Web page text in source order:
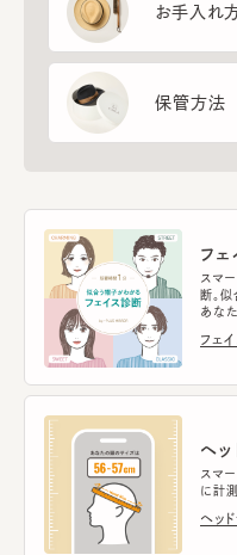
お手入れ
保管方法
フェ
スマ
断。
あな
フェ
ヘ
スマ
に計測
ヘッ